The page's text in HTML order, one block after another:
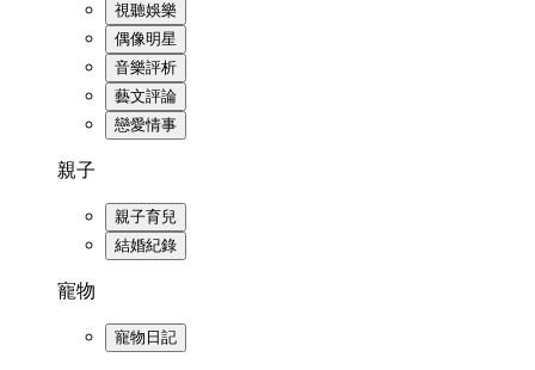
視聽娛樂
偶像明星
音樂評析
藝文評論
戀愛情事
親子
親子育兒
結婚紀錄
寵物
寵物日記